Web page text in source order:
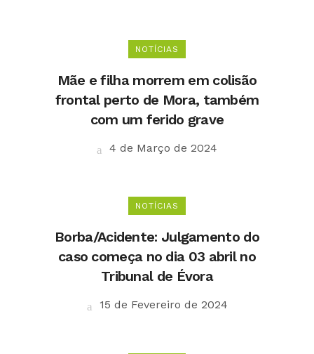
NOTÍCIAS
Mãe e filha morrem em colisão
frontal perto de Mora, também
com um ferido grave
4 de Março de 2024
NOTÍCIAS
Borba/Acidente: Julgamento do
caso começa no dia 03 abril no
Tribunal de Évora
15 de Fevereiro de 2024